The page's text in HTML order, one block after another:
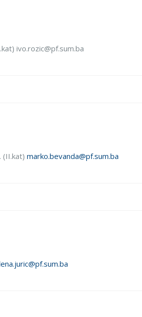
ivo.rozic@pf.sum.ba
(II.kat) marko.bevanda@pf.sum.ba